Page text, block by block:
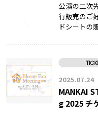
公演の二次
行販売のご
ドシートの
2025.07.24
MANKAI
g 2025 チ